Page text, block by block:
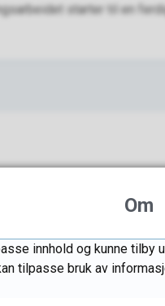
starter til en
Om
innhold og kunne tilby
tilpasse bruk av